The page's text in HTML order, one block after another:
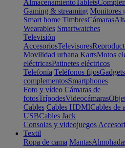
AlmacenamientoTablets
Gaming & streaming Monitores
Smart home TimbresCámaras
Wearables Smartwatches
Televisión
AccesoriosTelevisores
Movilidad urbana KartsMotos
eléctricasPatinetes eléctricos
Telefonía Teléfonos fijos
complementosSmartphones
Foto y vídeo Cámaras de
fotosTrípodesVideocámaras
Cables Cables HDMICables de
USBCables Jack
Consolas y videojuegos
Textil
Ropa de cama Mantas